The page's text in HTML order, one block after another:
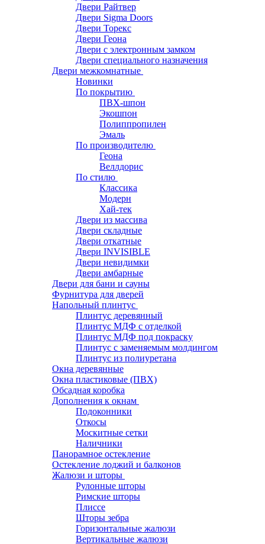
Двери Райтвер
Двери Sigma Doors
Двери Торекс
Двери Геона
Двери с электронным замком
Двери специального назначения
Двери межкомнатные
Новинки
По покрытию
ПВХ-шпон
Экошпон
Полиппропилен
Эмаль
По производителю
Геона
Веллдорис
По стилю
Классика
Модерн
Хай-тек
Двери из массива
Двери складные
Двери откатные
Двери INVISIBLE
Двери невидимки
Двери амбарные
Двери для бани и сауны
Фурнитура для дверей
Напольный плинтус
Плинтус деревянный
Плинтус МДФ с отделкой
Плинтус МДФ под покраску
Плинтус с заменяемым молдингом
Плинтус из полиуретана
Окна деревянные
Окна пластиковые (ПВХ)
Обсадная коробка
Дополнения к окнам
Подоконники
Откосы
Москитные сетки
Наличники
Панорамное остекление
Остекление лоджий и балконов
Жалюзи и шторы
Рулонные шторы
Римские шторы
Плиссе
Шторы зебра
Горизонтальные жалюзи
Вертикальные жалюзи